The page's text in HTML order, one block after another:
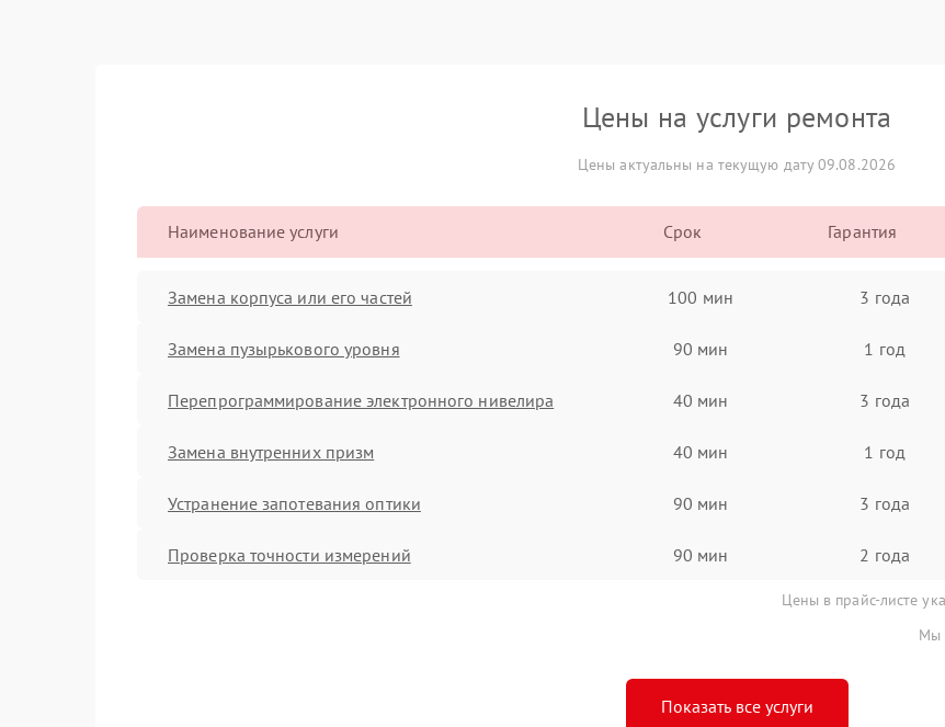
Цены на услуги ремонта
Цены актуальны на текущую дату 09.08.2026
Наименование услуги Срок Гарантия
Замена корпуса или его частей 100 мин 3 года
Замена пузырькового уровня 90 мин 1 год
Перепрограммирование электронного нивелира 40 мин 3 года
Замена внутренних призм 40 мин 1 год
Устранение запотевания оптики 90 мин 3 года
Проверка точности измерений 90 мин 2 года
Цены в прайс-листе
Мы
Показать все услуги